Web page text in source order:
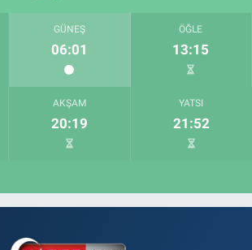
GÜNEŞ
06:01
ÖĞLE
13:15
AKŞAM
20:19
YATSI
21:52